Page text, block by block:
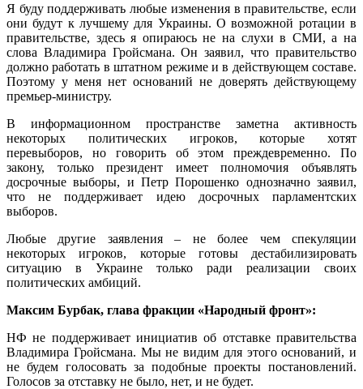
Я буду поддерживать любые изменения в правительстве, если
они будут к лучшему для Украины. О возможной ротации в
правительстве, здесь я опираюсь не на слухи в СМИ, а на
слова Владимира Гройсмана. Он заявил, что правительство
должно работать в штатном режиме и в действующем составе.
Поэтому у меня нет оснований не доверять действующему
премьер-министру.
В информационном пространстве заметна активность
некоторых политических игроков, которые хотят
перевыборов, но говорить об этом преждевременно. По
закону, только президент имеет полномочия объявлять
досрочные выборы, и Петр Порошенко однозначно заявил,
что не поддерживает идею досрочных парламентских
выборов.
Любые другие заявления – не более чем спекуляции
некоторых игроков, которые готовы дестабилизировать
ситуацию в Украине только ради реализации своих
политических амбиций.
Максим Бурбак, глава фракции «Народный фронт»:
НФ не поддерживает инициатив об отставке правительства
Владимира Гройсмана. Мы не видим для этого оснований, и
не будем голосовать за подобные проекты постановлений.
Голосов за отставку не было, нет, и не будет.